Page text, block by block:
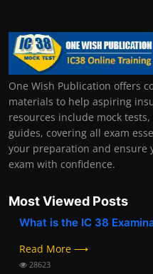
One Wish Publication offers
materials to help aspiring
resources include mock
guides, covering all exam
your preparation and ensure
exam with confidence.
Most Viewed Posts
What is the IC 38
Read More ⟶
28623